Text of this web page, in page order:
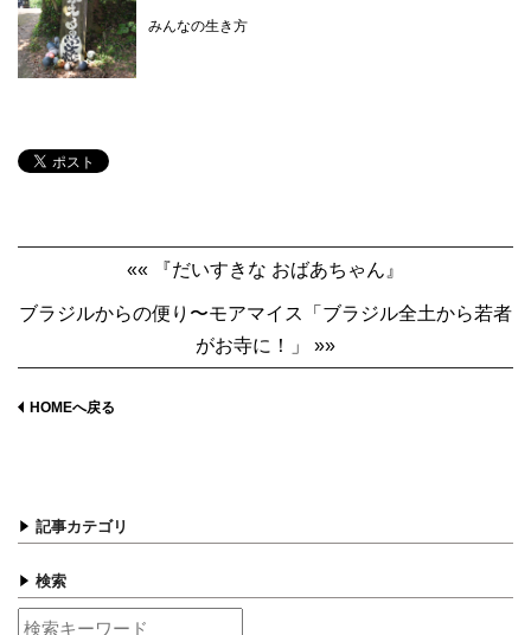
みんなの生き方
«« 『だいすきな おばあちゃん』
ブラジルからの便り〜モアマイス「ブラジル全土から若者
がお寺に！」 »»
HOMEへ戻る
記事カテゴリ
検索